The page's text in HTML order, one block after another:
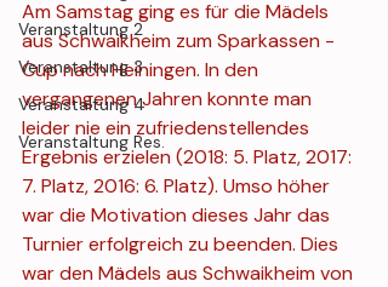
Veranstaltung 2
Veranstaltung 3
Veranstaltung 4
Veranstaltung Res.
Am Samstag ging es für die Mädels
aus Schwaikheim zum Sparkassen -
Cup nach Heiningen. In den
vergangenen Jahren konnte man
leider nie ein zufriedenstellendes
Ergebnis erzielen (2018: 5. Platz, 2017:
7. Platz, 2016: 6. Platz). Umso höher
war die Motivation dieses Jahr das
Turnier erfolgreich zu beenden. Dies
war den Mädels aus Schwaikheim von